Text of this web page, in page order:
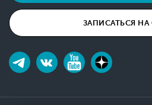
ЗАПИСАТЬСЯ НА